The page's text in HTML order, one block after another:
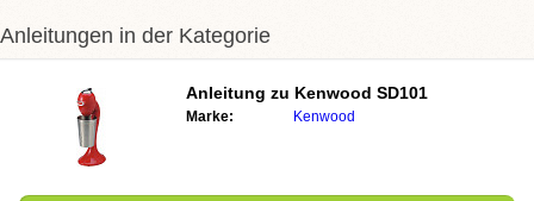
Anleitungen in der Kategorie
Anleitung zu Kenwood SD101
Marke: Kenwood